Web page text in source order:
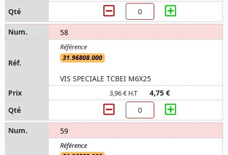
58
31.96808.000
VIS SPECIALE TCBEI M6X25
3,96 € H.T 4,75 €
59